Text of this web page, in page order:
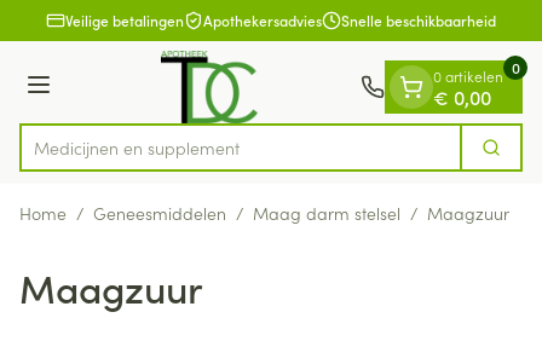
Ga naar de inhoud
1 van 1Veilige betalingen Apothekersadvies Snelle beschikbaarheid
Menu
Product, merk, categorie...
Med Zoek
0 artikelen
€ 0,00
0
Home / Geneesmiddelen / Maag darm stelsel / Maagzuur
Maagzuur